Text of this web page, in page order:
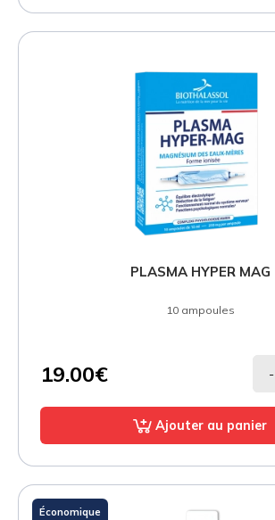
PLASMA HYPER MAG
10 ampoules
19.00€ -
Ajouter au panier
Économique